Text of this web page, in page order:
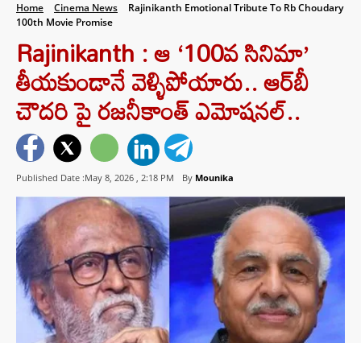
Home Cinema News
Rajinikanth Emotional Tribute To Rb Choudary
100th Movie Promise
Rajinikanth : ఆ ‘100వ సినిమా’
తీయకుండానే వెళ్ళిపోయారు.. ఆర్‌బీ
చౌదరి పై రజనీకాంత్ ఎమోషనల్..
Published Date :May 8, 2026 , 2:18 PM By Mounika